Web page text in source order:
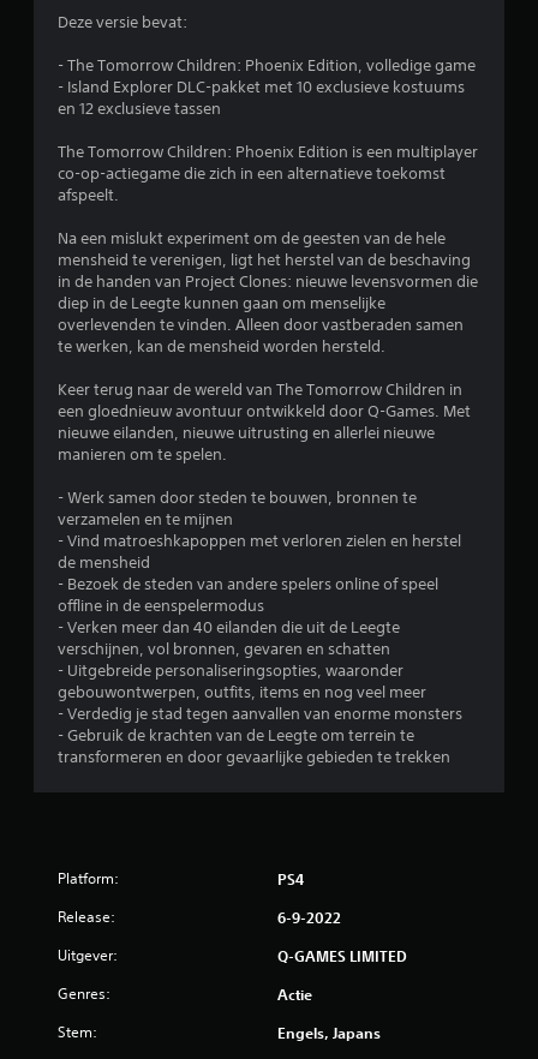
r
e
i
n
g
4
.
5
s
r
r
Deze versie bevat:
- The Tomorrow Children: Phoenix Edition, volledige game
- Island Explorer DLC-pakket met 10 exclusieve kostuums
en 12 exclusieve tassen
The Tomorrow Children: Phoenix Edition is een multiplayer
co-op-actiegame die zich in een alternatieve toekomst
afspeelt.
Na een mislukt experiment om de geesten van de hele
mensheid te verenigen, ligt het herstel van de beschaving
in de handen van Project Clones: nieuwe levensvormen die
diep in de Leegte kunnen gaan om menselijke
overlevenden te vinden. Alleen door vastberaden samen
te werken, kan de mensheid worden hersteld.
Keer terug naar de wereld van The Tomorrow Children in
een gloednieuw avontuur ontwikkeld door Q-Games. Met
nieuwe eilanden, nieuwe uitrusting en allerlei nieuwe
manieren om te spelen.
- Werk samen door steden te bouwen, bronnen te
verzamelen en te mijnen
- Vind matroeshkapoppen met verloren zielen en herstel
de mensheid
- Bezoek de steden van andere spelers online of speel
offline in de eenspelermodus
- Verken meer dan 40 eilanden die uit de Leegte
verschijnen, vol bronnen, gevaren en schatten
- Uitgebreide personaliseringsopties, waaronder
gebouwontwerpen, outfits, items en nog veel meer
- Verdedig je stad tegen aanvallen van enorme monsters
- Gebruik de krachten van de Leegte om terrein te
transformeren en door gevaarlijke gebieden te trekken
Platform: PS4
Release: 6-9-2022
Uitgever: Q-GAMES LIMITED
Genres: Actie
Stem: Engels, Japans